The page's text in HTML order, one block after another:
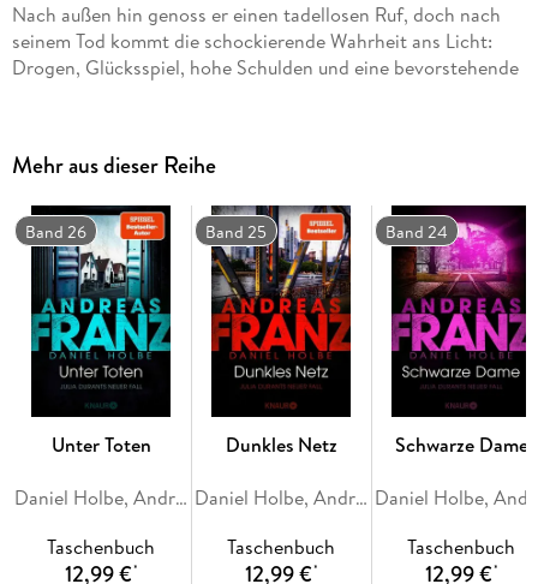
Nach außen hin genoss er einen tadellosen Ruf, doch nach
seinem Tod kommt die schockierende Wahrheit ans Licht:
Drogen, Glücksspiel, hohe Schulden und eine bevorstehende
auf einen Jahre zurückliegenden Mord an einer
Südeuropäerin, bei der Sein und Schein ebenfalls weit
auseinanderklafften. Gibt es eine Verbindung zwischen den
beiden Todesfällen?
Blutwette, dem 18. Band der spannenden Krimi-Reihe von
den Bestseller-Autoren Andreas Franz und Daniel Holbe,
taucht Julia Durant ein in die Abgründe menschlicher
Doppelleben. Ein fesselnder deutscher
Kriminalromanmit
packenden Wendungen und einer starken
Ermittlerin, die
nicht locker lässt, bis die Wahrheit ans Licht kommt.
Mehr aus dieser Reihe
Band 26
Unter Toten
Daniel Holbe, Andreas Franz
Taschenbuch
12,99 €*
Band 25
Dunkles Netz
Daniel Holbe, Andreas Franz
Taschenbuch
12,99 €*
Band 24
Schwarze Dame
Taschenbuch
12,99 €*